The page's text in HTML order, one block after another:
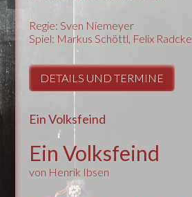
Regie: Sven Niemeyer
Spiel: Markus Schöttl, Felix Radcke
DETAILS UND TERMINE
Ein Volksfeind
Ein Volksfeind
von Henrik Ibsen